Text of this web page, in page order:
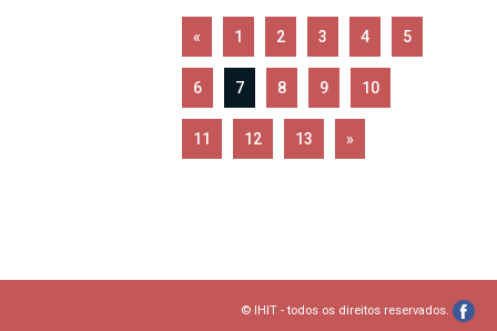
« 1 2 3 4 5
6 7 8 9 10
11 12 13 »
© IHIT - todos os direitos reservados.